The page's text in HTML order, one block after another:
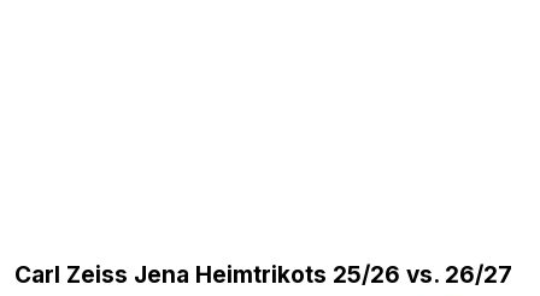
Carl Zeiss Jena Heimtrikots 25/26 vs. 26/27